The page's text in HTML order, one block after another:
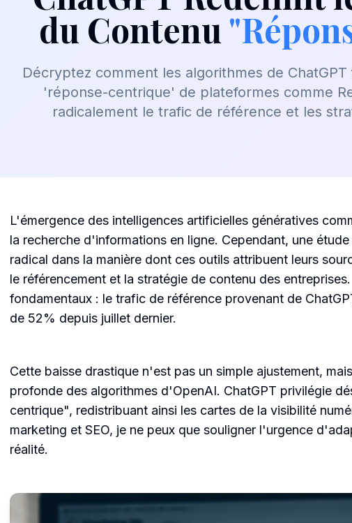
du Contenu
Décryptez comment les algorithmes de
'réponse-centrique' de plateformes comme
radicalement le trafic de référence et les
L'émergence des intelligences artificielles génératives
la recherche d'informations en ligne. Cependant, une
radical dans la manière dont ces outils attribuent leurs
le référencement et la stratégie de contenu des
fondamentaux : le trafic de référence provenant de
de 52% depuis juillet dernier.
Cette baisse drastique n'est pas un simple ajustement,
profonde des algorithmes d'OpenAI. ChatGPT privilégie
centrique", redistribuant ainsi les cartes de la visibilité
marketing et SEO, je ne peux que souligner l'urgence
réalité.